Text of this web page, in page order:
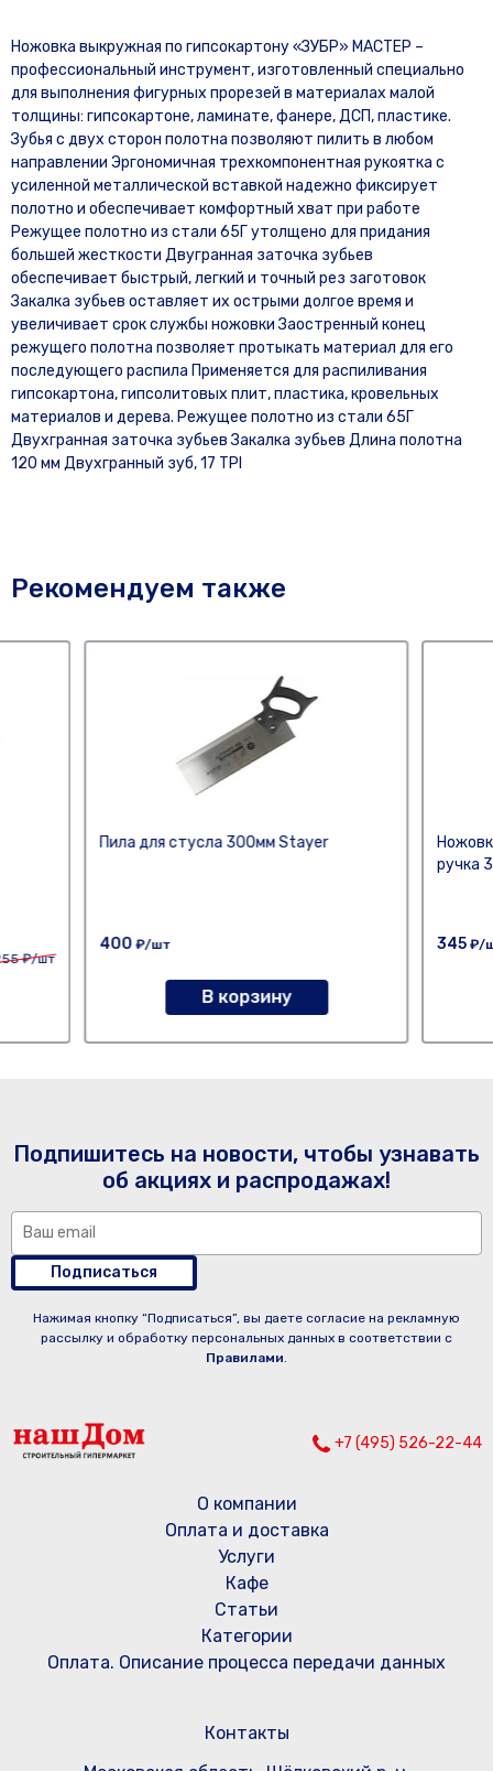
Ножовка выкружная по гипсокартону «ЗУБР» МАСТЕР –
профессиональный инструмент, изготовленный специально
для выполнения фигурных прорезей в материалах малой
толщины: гипсокартоне, ламинате, фанере, ДСП, пластике.
Зубья с двух сторон полотна позволяют пилить в любом
направлении Эргономичная трехкомпонентная рукоятка с
усиленной металлической вставкой надежно фиксирует
полотно и обеспечивает комфортный хват при работе
Режущее полотно из стали 65Г утолщено для придания
большей жесткости Двугранная заточка зубьев
обеспечивает быстрый, легкий и точный рез заготовок
Закалка зубьев оставляет их острыми долгое время и
увеличивает срок службы ножовки Заостренный конец
режущего полотна позволяет протыкать материал для его
последующего распила Применяется для распиливания
гипсокартона, гипсолитовых плит, пластика, кровельных
материалов и дерева. Режущее полотно из стали 65Г
Двухгранная заточка зубьев Закалка зубьев Длина полотна
120 мм Двухгранный зуб, 17 TPI
Рекомендуем также
₽/шт
Пила для стусла 300мм Stayer
400 ₽/шт
В корзину
ручка
345 ₽/
Подпишитесь на новости, чтобы узнавать
об акциях и распродажах!
Подписаться
Нажимая кнопку “Подписаться”, вы даете согласие на рекламную
рассылку и обработку персональных данных в соответствии с
Правилами.
+7 (495) 526-22-44
О компании
Оплата и доставка
Услуги
Кафе
Статьи
Категории
Оплата. Описание процесса передачи данных
Контакты